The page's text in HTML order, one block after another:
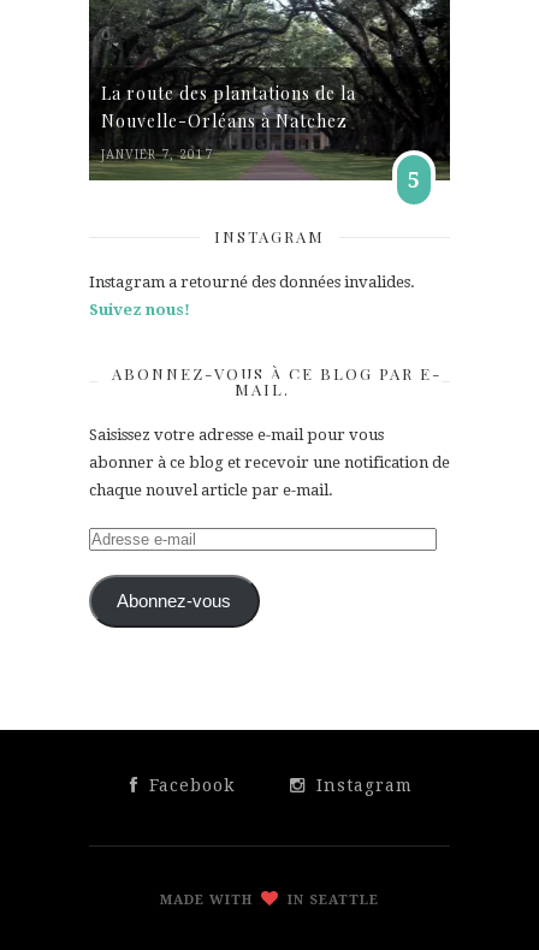
La route des plantations de la
Nouvelle-Orléans à Natchez
JANVIER 7, 2017
5
INSTAGRAM
Instagram a retourné des données invalides.
Suivez nous!
ABONNEZ-VOUS À CE BLOG PAR E-
MAIL.
Saisissez votre adresse e-mail pour vous
abonner à ce blog et recevoir une notification de
chaque nouvel article par e-mail.
Adresse
mail Abonnez-vous
Facebook Instagram
MADE WITH IN SEATTLE